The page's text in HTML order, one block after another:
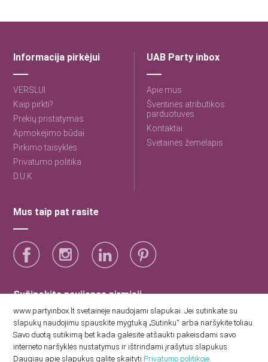
Informacija pirkėjui
VERSLUI
Kaip pirkti?
Prekių pristatymas
Apmokėjimo būdai
Pirkimo taisyklės
Privatumo politika
D.U.K.
UAB Party inbox
Apie mus
Šventinės atributikos
parduotuvės
Kontaktai
Svetainės žemėlapis
Mus taip pat rasite
Sužinokite naujienas pirmieji
Sutinku su Party Inbox privatumo politika.
www.partyinbox.lt svetainėje naudojami slapukai. Jei sutinkate su
slapukų naudojimu spauskite mygtuką „Sutinku“ arba naršykite toliau.
Savo duotą sutikimą bet kada galėsite atšaukti pakeisdami savo
interneto naršyklės nustatymus ir ištrindami įrašytus slapukus.
Daugiau apie slapukus galite skaityti Privatumo politikoje.